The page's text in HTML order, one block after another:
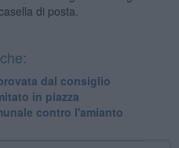
di posta.
dal consiglio
in piazza
contro l'amianto